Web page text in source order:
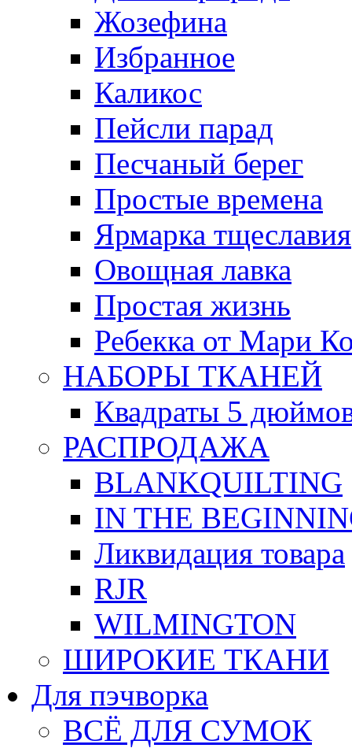
Жозефина
Избранное
Каликос
Пейсли парад
Песчаный берег
Простые времена
Ярмарка тщеславия
Овощная лавка
Простая жизнь
Ребекка от Мари
НАБОРЫ ТКАНЕЙ
Квадраты 5
РАСПРОДАЖА
BLANKQUILTING
IN THE
Ликвидация товара
RJR
WILMINGTON
ШИРОКИЕ ТКАНИ
Для пэчворка
ВСЁ ДЛЯ СУМОК